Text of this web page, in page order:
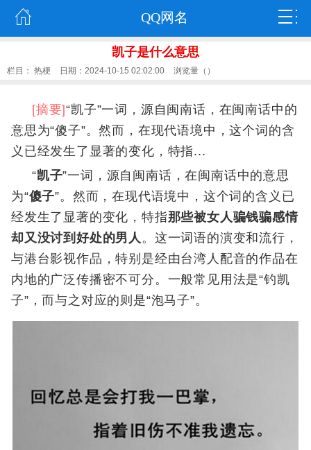
QQ网名
凯子是什么意思
栏目： 热梗 日期：2024-10-15 02:02:00 浏览量（ ）
[摘要]“凯子”一词，源自闽南话，在闽南话中的
意思为“傻子”。然而，在现代语境中，这个词的含
义已经发生了显著的变化，特指...
“凯子”一词，源自闽南话，在闽南话中的意思
为“傻子”。然而，在现代语境中，这个词的含义已
经发生了显著的变化，特指那些被女人骗钱骗感情
却又没讨到好处的男人 。这一词语的演变和流行，
与港台影视作品，特别是经由台湾人配音的作品在
内地的广泛传播密不可分。一般常见用法是“钓凯
子”，而与之对应的则是“泡马子”。